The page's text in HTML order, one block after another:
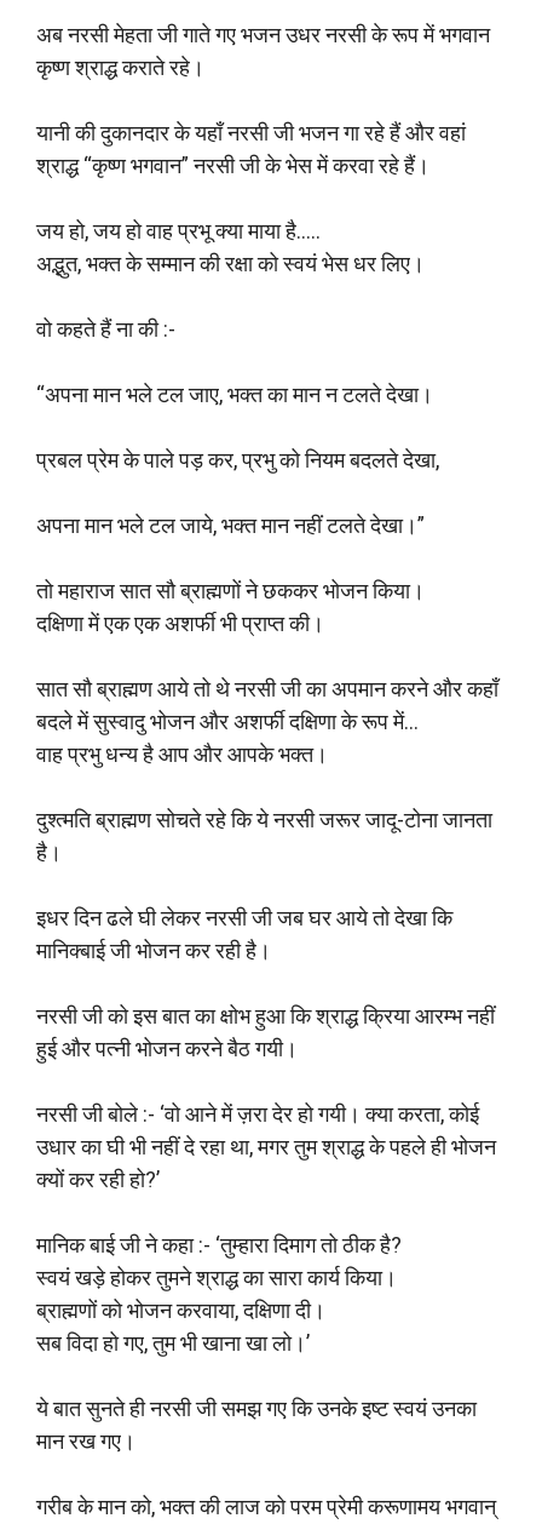
अब नरसी मेहता जी गाते गए भजन उधर नरसी के रूप में भगवान
कृष्ण श्राद्ध कराते रहे।
यानी की दुकानदार के यहाँ नरसी जी भजन गा रहे हैं और वहां
श्राद्ध “कृष्ण भगवान” नरसी जी के भेस में करवा रहे हैं।
जय हो, जय हो वाह प्रभू क्या माया है…..
अद्भुत, भक्त के सम्मान की रक्षा को स्वयं भेस धर लिए।
वो कहते हैं ना की :-
“अपना मान भले टल जाए, भक्त का मान न टलते देखा।
प्रबल प्रेम के पाले पड़ कर, प्रभु को नियम बदलते देखा,
अपना मान भले टल जाये, भक्त मान नहीं टलते देखा।”
तो महाराज सात सौ ब्राह्मणों ने छककर भोजन किया।
दक्षिणा में एक एक अशर्फी भी प्राप्त की।
सात सौ ब्राह्मण आये तो थे नरसी जी का अपमान करने और कहाँ
बदले में सुस्वादु भोजन और अशर्फी दक्षिणा के रूप में…
वाह प्रभु धन्य है आप और आपके भक्त।
दुश्त्मति ब्राह्मण सोचते रहे कि ये नरसी जरूर जादू-टोना जानता
है।
इधर दिन ढले घी लेकर नरसी जी जब घर आये तो देखा कि
मानिक्बाई जी भोजन कर रही है।
नरसी जी को इस बात का क्षोभ हुआ कि श्राद्ध क्रिया आरम्भ नहीं
हुई और पत्नी भोजन करने बैठ गयी।
नरसी जी बोले :- ‘वो आने में ज़रा देर हो गयी। क्या करता, कोई
उधार का घी भी नहीं दे रहा था, मगर तुम श्राद्ध के पहले ही भोजन
क्यों कर रही हो?’
मानिक बाई जी ने कहा :- ‘तुम्हारा दिमाग तो ठीक है?
स्वयं खड़े होकर तुमने श्राद्ध का सारा कार्य किया।
ब्राह्मणों को भोजन करवाया, दक्षिणा दी।
सब विदा हो गए, तुम भी खाना खा लो।’
ये बात सुनते ही नरसी जी समझ गए कि उनके इष्ट स्वयं उनका
मान रख गए।
गरीब के मान को, भक्त की लाज को परम प्रेमी करूणामय भगवान्